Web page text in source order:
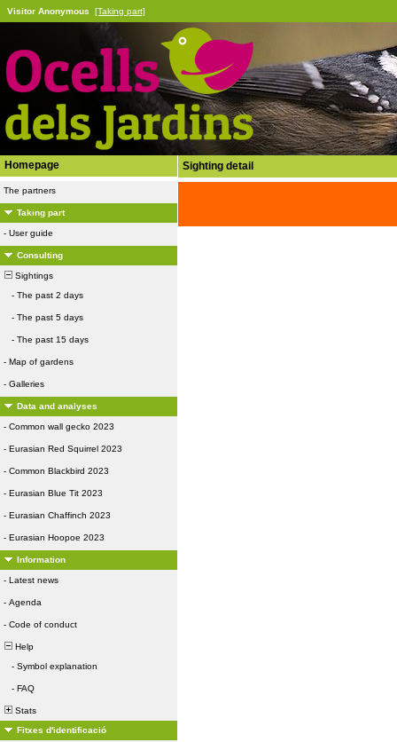
Visitor Anonymous [Taking part]
Homepage
The partners
Taking part
- User guide
Consulting
Sightings
- The past 2 days
- The past 5 days
- The past 15 days
- Map of gardens
- Galleries
Data and analyses
- Common wall gecko 2023
- Eurasian Red Squirrel 2023
- Common Blackbird 2023
- Eurasian Blue Tit 2023
- Eurasian Chaffinch 2023
- Eurasian Hoopoe 2023
Information
- Latest news
- Agenda
- Code of conduct
Help
- Symbol explanation
- FAQ
Stats
Fitxes d'identificació
Sighting detail